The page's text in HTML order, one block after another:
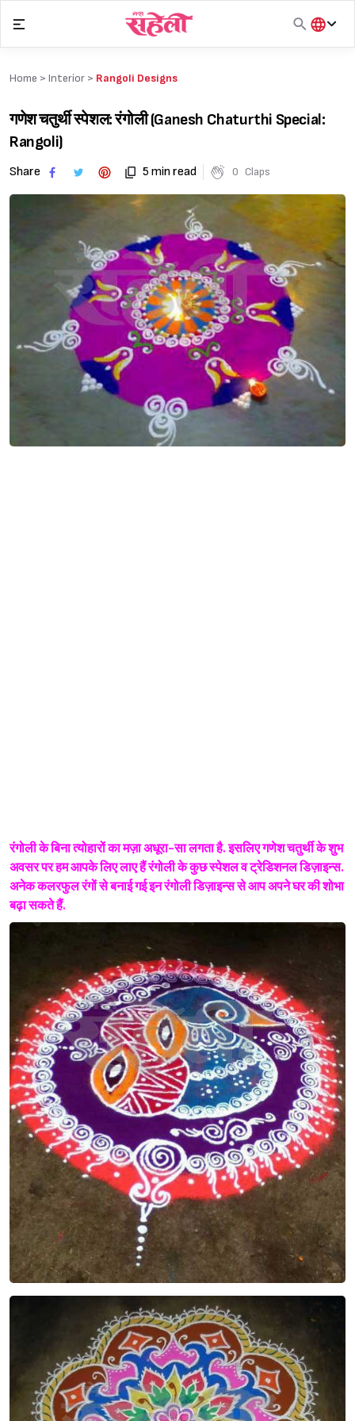
content
हिंदी
Home > Interior > Rangoli Designs
गणेश चतुर्थी स्पेशल: रंगोली (Ganesh Chaturthi Special:
Rangoli)
Share 5 min read 0 Claps
रंगोली के बिना त्योहारों का मज़ा अधूरा-सा लगता है. इसलिए गणेश चतुर्थी के शुभ
अवसर पर हम आपके लिए लाए हैं रंगोली के कुछ स्पेशल व ट्रेडिशनल डिज़ाइन्स.
अनेक कलरफुल रंगों से बनाई गई इन रंगोली डिज़ाइन्स से आप अपने घर की शोभा
बढ़ा सकते हैं.